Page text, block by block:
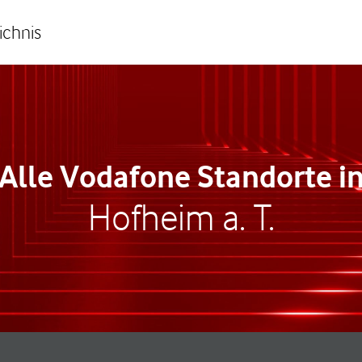
Vodafone Standorte
Hofheim a. T.